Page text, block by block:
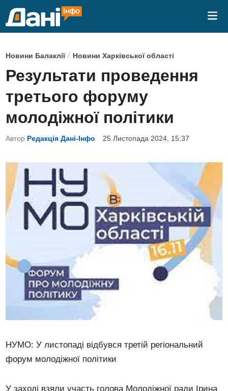
P
o
s
t
e
d
i
Новини Балаклії/ Новини Харківської області
Результати проведення
третього форуму
молодіжної політики
Автор Редакція Дані-Інфо 25 Листопада 2024, 15:37
НУМО: У листопаді відбувся третій регіональний
форум молодіжної політики
У заході взяли участь голова Молодіжної ради Ірина